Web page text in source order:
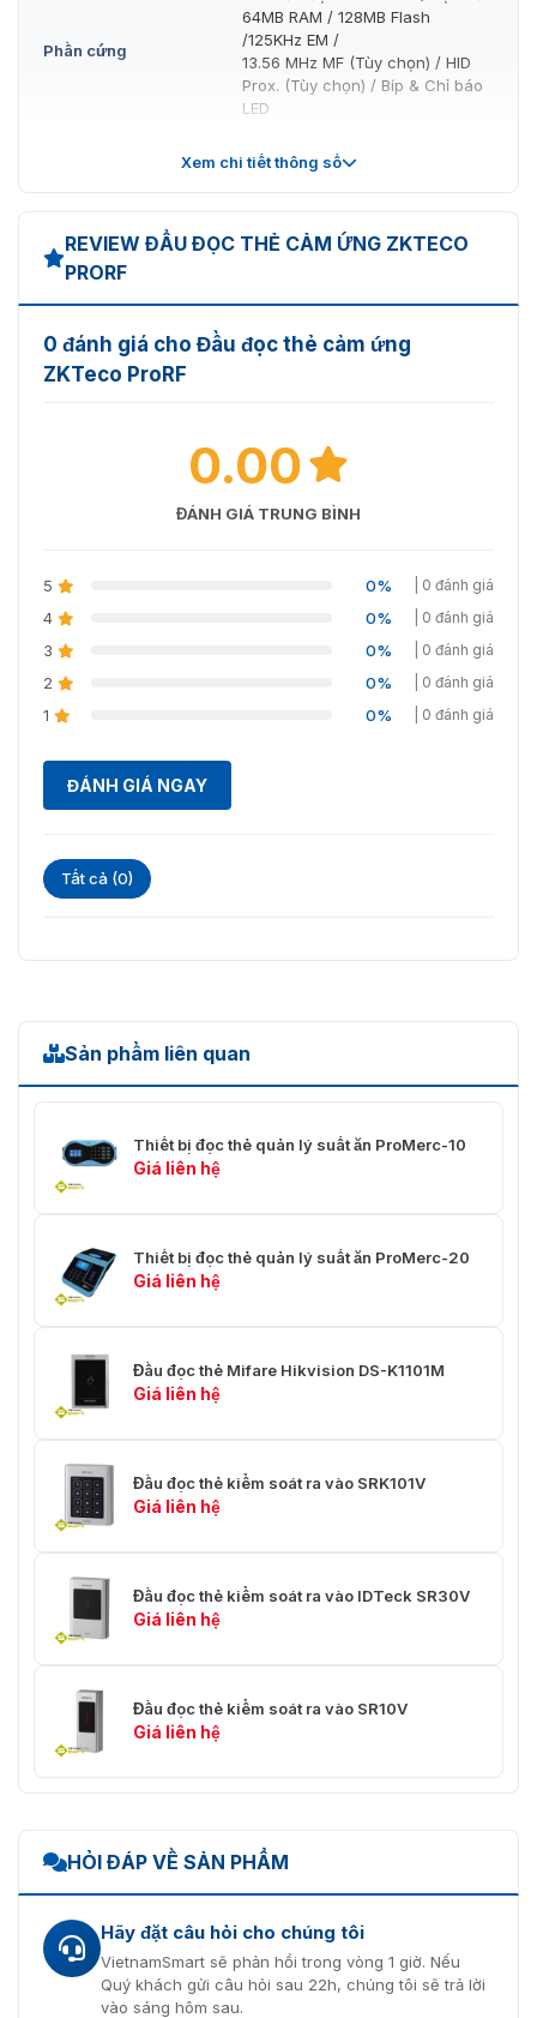
về sản phẩm ZKTeco ProRF qua hotline: 0936611372 !!!
Phần cứng
64MB RAM / 128MB Flash
/125KHz EM /
13.56 MHz MF (Tùy chọn) / HID
Prox. (Tùy chọn) / Bíp & Chỉ báo
LED
Cấp độ truy cập / Nhóm / Ngày
Khả năng tương
thích
ZKBioSecurity
IP67
Nguồn điện
-20 °C ~ 65 °C (-4 °F ~ 149 °F)
131 x 80 x 20.6 mm
Xem chi tiết thông số
REVIEW ĐẦU ĐỌC THẺ CẢM ỨNG ZKTECO
PRORF
0 đánh giá cho Đầu đọc thẻ cảm ứng
ZKTeco ProRF
0.00
ĐÁNH GIÁ TRUNG BÌNH
5 0% | 0 đánh giá
4 0% | 0 đánh giá
3 0% | 0 đánh giá
2 0% | 0 đánh giá
1 0% | 0 đánh giá
ĐÁNH GIÁ NGAY
Tất cả (0)
Sản phẩm liên quan
Thiết bị đọc thẻ quản lý suất ăn ProMerc-10
Giá liên hệ
Thiết bị đọc thẻ quản lý suất ăn ProMerc-20
Giá liên hệ
Đầu đọc thẻ Mifare Hikvision DS-K1101M
Giá liên hệ
Đầu đọc thẻ kiểm soát ra vào SRK101V
Giá liên hệ
Đầu đọc thẻ kiểm soát ra vào IDTeck SR30V
Giá liên hệ
Đầu đọc thẻ kiểm soát ra vào SR10V
Giá liên hệ
HỎI ĐÁP VỀ SẢN PHẨM
Hãy đặt câu hỏi cho chúng tôi
VietnamSmart sẽ phản hồi trong vòng 1 giờ. Nếu
Quý khách gửi câu hỏi sau 22h, chúng tôi sẽ trả lời
vào sáng hôm sau.